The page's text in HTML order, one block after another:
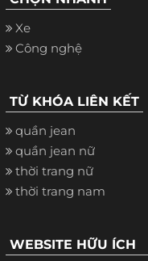
Xe
Công nghệ
TỪ KHÓA LIÊN KẾT
quần jean
quần jean nữ
thời trang nữ
thời trang nam
WEBSITE HỮU ÍCH